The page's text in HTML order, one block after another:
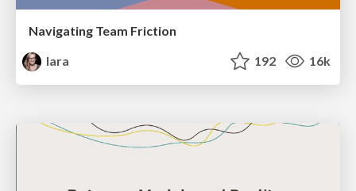
Navigating Team Friction
lara
192 16k